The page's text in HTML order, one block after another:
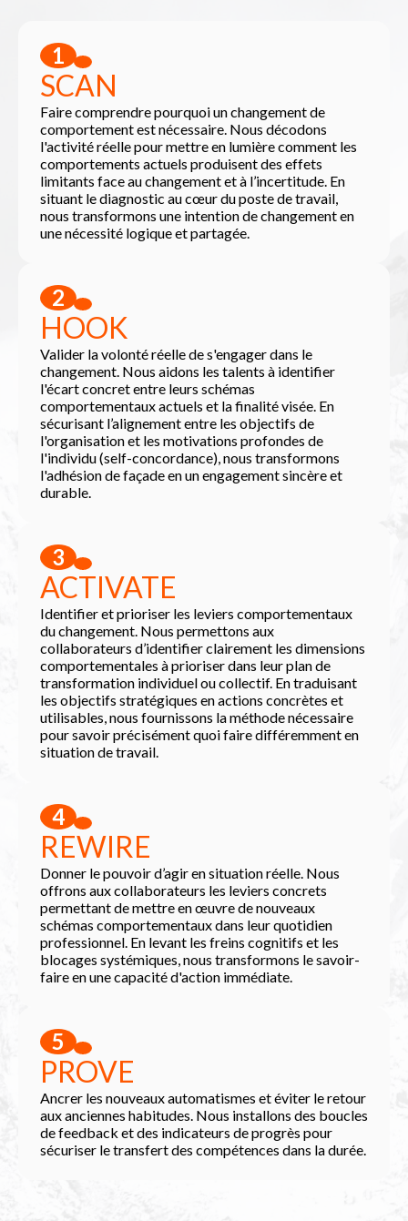
1
SCAN
Faire comprendre pourquoi un changement de
comportement est nécessaire. Nous décodons
l'activité réelle pour mettre en lumière comment les
comportements actuels produisent des effets
limitants face au changement et à l’incertitude. En
situant le diagnostic au cœur du poste de travail,
nous transformons une intention de changement en
une nécessité logique et partagée.
2
HOOK
Valider la volonté réelle de s'engager dans le
changement. Nous aidons les talents à identifier
l'écart concret entre leurs schémas
comportementaux actuels et la finalité visée. En
sécurisant l’alignement entre les objectifs de
l'organisation et les motivations profondes de
l'individu (self-concordance), nous transformons
l'adhésion de façade en un engagement sincère et
durable.
3
ACTIVATE
Identifier et prioriser les leviers comportementaux
du changement. Nous permettons aux
collaborateurs d’identifier clairement les dimensions
comportementales à prioriser dans leur plan de
transformation individuel ou collectif. En traduisant
les objectifs stratégiques en actions concrètes et
utilisables, nous fournissons la méthode nécessaire
pour savoir précisément quoi faire différemment en
situation de travail.
4
REWIRE
Donner le pouvoir d’agir en situation réelle. Nous
offrons aux collaborateurs les leviers concrets
permettant de mettre en œuvre de nouveaux
schémas comportementaux dans leur quotidien
professionnel. En levant les freins cognitifs et les
blocages systémiques, nous transformons le savoir-
faire en une capacité d'action immédiate.
5
PROVE
Ancrer les nouveaux automatismes et éviter le retour
aux anciennes habitudes. Nous installons des boucles
de feedback et des indicateurs de progrès pour
sécuriser le transfert des compétences dans la durée.